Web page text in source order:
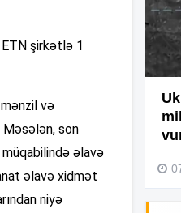
ETN şirkətlə 1
və
son
əlavə
əlavə xidmət
niyə
bu şəxs